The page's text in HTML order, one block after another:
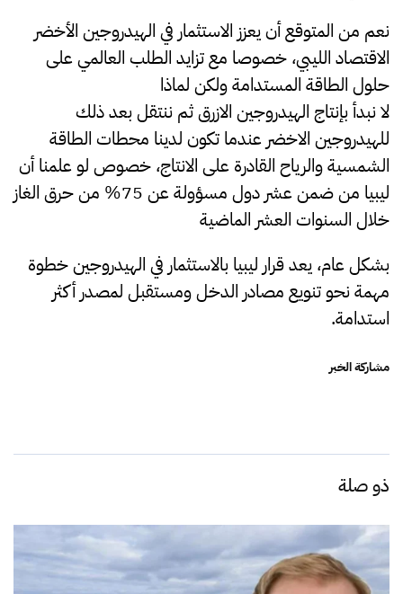
نعم من المتوقع أن يعزز الاستثمار في الهيدروجين الأخضر
الاقتصاد الليبي، خصوصا مع تزايد الطلب العالمي على
حلول الطاقة المستدامة ولكن لماذا
لا نبدأ بإنتاج الهيدروجين الازرق ثم ننتقل بعد ذلك
للهيدروجين الاخضر عندما تكون لدينا محطات الطاقة
الشمسية والرياح القادرة على الانتاج، خصوص لو علمنا أن
ليبيا من ضمن عشر دول مسؤولة عن 75% من حرق الغاز
خلال السنوات العشر الماضية
بشكل عام، يعد قرار ليبيا بالاستثمار في الهيدروجين خطوة
مهمة نحو تنويع مصادر الدخل ومستقبل لمصدر أكثر
استدامة.
مشاركة الخبر
ذو صلة